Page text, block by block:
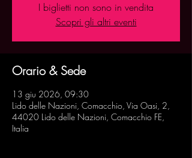
I biglietti non sono in vendita
Scopri gli altri eventi
Orario & Sede
13 giu 2026, 09:30
Lido delle Nazioni, Comacchio, Via Oasi, 2,
44020 Lido delle Nazioni, Comacchio FE,
Italia